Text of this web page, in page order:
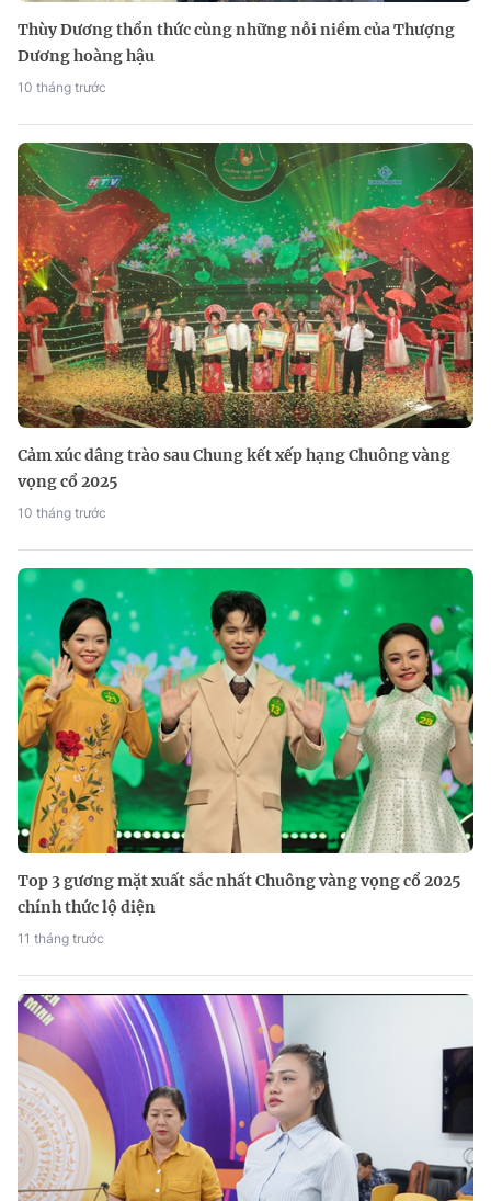
Thùy Dương thổn thức cùng những nỗi niềm của Thượng
Dương hoàng hậu
10 tháng trước
Cảm xúc dâng trào sau Chung kết xếp hạng Chuông vàng
vọng cổ 2025
10 tháng trước
Top 3 gương mặt xuất sắc nhất Chuông vàng vọng cổ 2025
chính thức lộ diện
11 tháng trước